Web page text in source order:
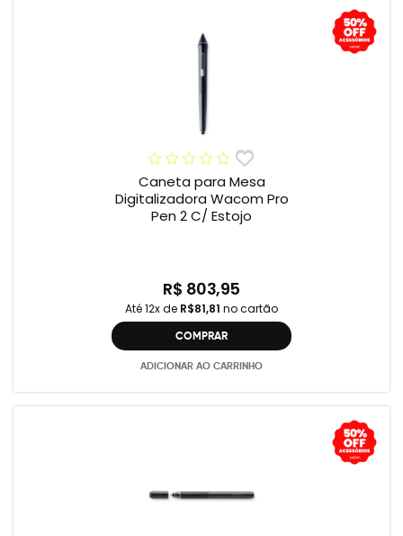
Caneta para Mesa
Digitalizadora Wacom Pro
Pen 2 C/ Estojo
R$ 803,95
Até 12x de R$81,81 no cartão
COMPRAR
ADICIONAR AO CARRINHO